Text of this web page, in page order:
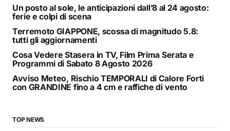
Un posto al sole, le anticipazioni dall’8 al 24 agosto:
ferie e colpi di scena
Terremoto GIAPPONE, scossa di magnitudo 5.8:
tutti gli aggiornamenti
Cosa Vedere Stasera in TV, Film Prima Serata e
Programmi di Sabato 8 Agosto 2026
Avviso Meteo, Rischio TEMPORALI di Calore Forti
con GRANDINE fino a 4 cm e raffiche di vento
TOP NEWS